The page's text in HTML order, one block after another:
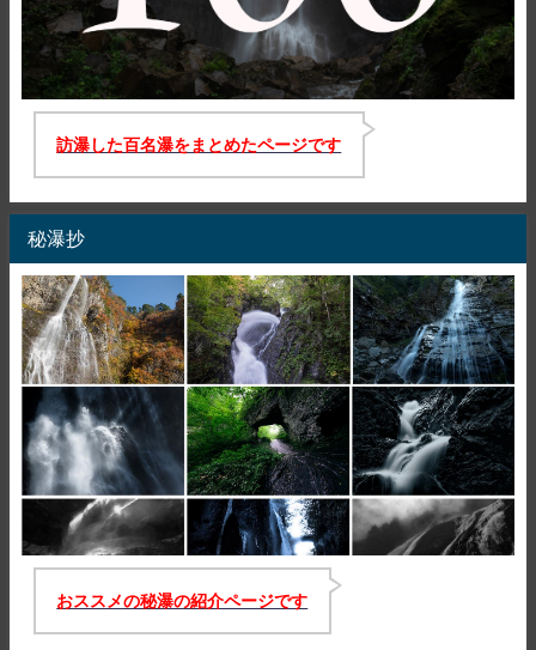
訪瀑した百名瀑をまとめたページです
秘瀑抄
おススメの秘瀑の紹介ページです